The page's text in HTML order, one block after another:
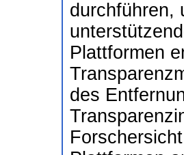
durchführen,
Plattformen
des